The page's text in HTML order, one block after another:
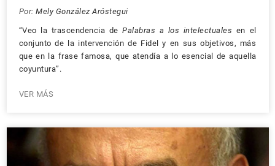
Por: Mely González Aróstegui
“Veo la trascendencia dePalabras a los intelectuales en el
conjunto de la intervención de Fidel y en sus objetivos, más
que en la frase famosa, que atendía a lo esencial de aquella
coyuntura”.
VER MÁS